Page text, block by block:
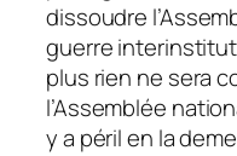
dissoudre
guerre
plus rien ne sera
l’Assemblée
y a péril en la